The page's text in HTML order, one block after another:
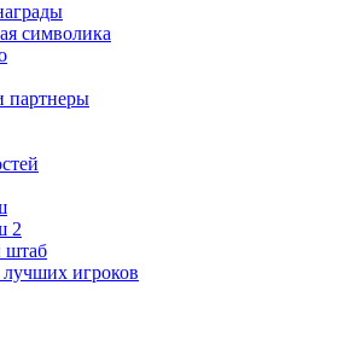
символика
партнеры
2
штаб
лучших игроков